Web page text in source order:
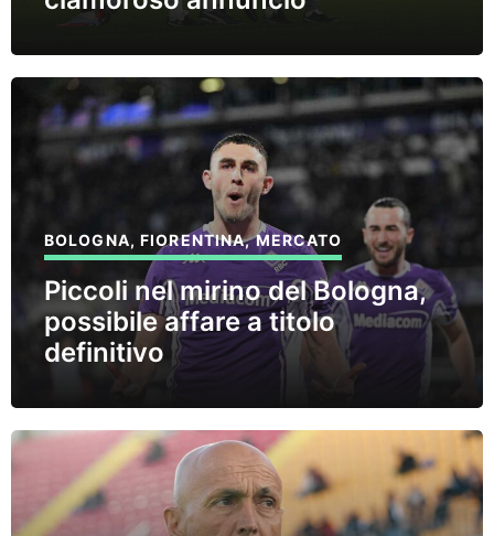
BOLOGNA,FIORENTINA,MERCATO
Piccoli nel mirino del Bologna,
possibile affare a titolo
definitivo